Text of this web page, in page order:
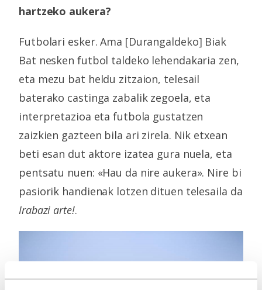
hartzeko aukera?
Futbolari esker. Ama [Durangaldeko] Biak
Bat nesken futbol taldeko lehendakaria zen,
eta mezu bat heldu zitzaion, telesail
baterako castinga zabalik zegoela, eta
interpretazioa eta futbola gustatzen
zaizkien gazteen bila ari zirela. Nik etxean
beti esan dut aktore izatea gura nuela, eta
pentsatu nuen: «Hau da nire aukera». Nire bi
pasiorik handienak lotzen dituen telesaila da
Irabazi arte!.